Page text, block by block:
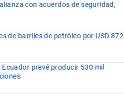
con acuerdos de seguridad,
de barriles de petróleo por USD 872
prevé producir 530 mil